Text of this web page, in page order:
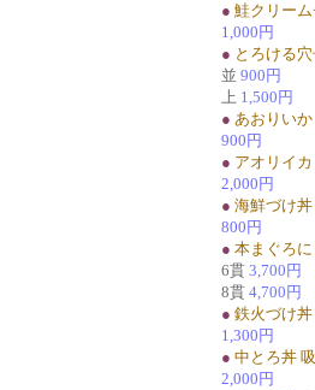
● 鮭クリー
1,000円
● とろける
並 900円
上 1,500円
● あおりい
900円
● アオリイ
2,000円
● 海鮮づけ
800円
● 本まぐろ
6貫 3,700円
8貫 4,700円
● 鉄火づけ
1,300円
● 中とろ丼
2,000円